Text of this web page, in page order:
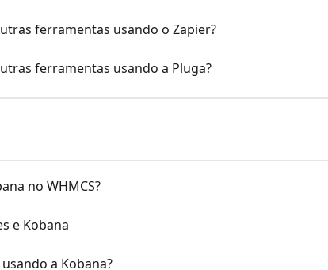
ferramentas usando o Zapier?
ferramentas usando a Pluga?
no WHMCS?
e Kobana
a Kobana?